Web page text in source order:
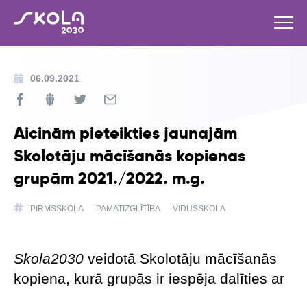
06.09.2021
Aicinām pieteikties jaunajām
Skolotāju mācīšanās kopienas
grupām 2021./2022. m.g.
PIRMSSKOLA PAMATIZGLĪTĪBA VIDUSSKOLA
Skola2030 veidotā Skolotāju mācīšanās
kopiena, kurā grupās ir iespēja dalīties ar